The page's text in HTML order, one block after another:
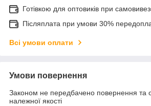
Готівкою для оптовиків при
Післяплата при умови 30%
Всі умови оплати
Умови повернення
Законом не передбачено повернення та
належної якості